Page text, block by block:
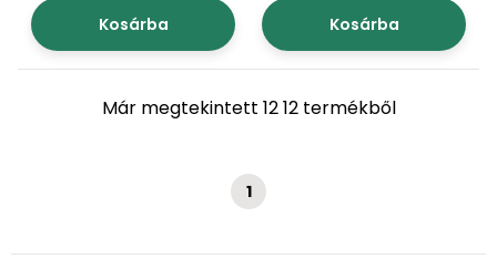
Kosárba Kosárba
Már megtekintett 12 12 termékből
1